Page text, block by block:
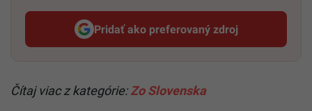
Pridať ako preferovaný zdroj
Startitup, odkaz sa otvorí v
Čítaj viac z kategórie:Zo Slovenska